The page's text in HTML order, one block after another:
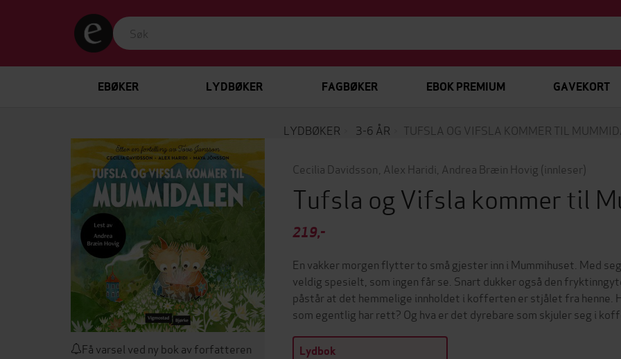
EBØKER LYDBØKER FAGBØKER EBOK PREMIUM GAVEKORT
LYDBØKER 3-6 ÅR TUFSLA OG VIFSLA KOMMER TIL
Få varsel ved ny bok av forfatteren
Cecilia Davidsson Alex Haridi Andrea Bræin Hovig (innleser)
Tufsla og Vifsla kommer til
219,-
En vakker morgen flytter to små gjester inn i Mummihuset. Med
veldig spesielt, som ingen får se. Snart dukker også den
påstår at det hemmelige innholdet i kofferten er stjålet fra henne.
som egentlig har rett? Og hva er det dyrebare som skjuler seg i
Lydbok